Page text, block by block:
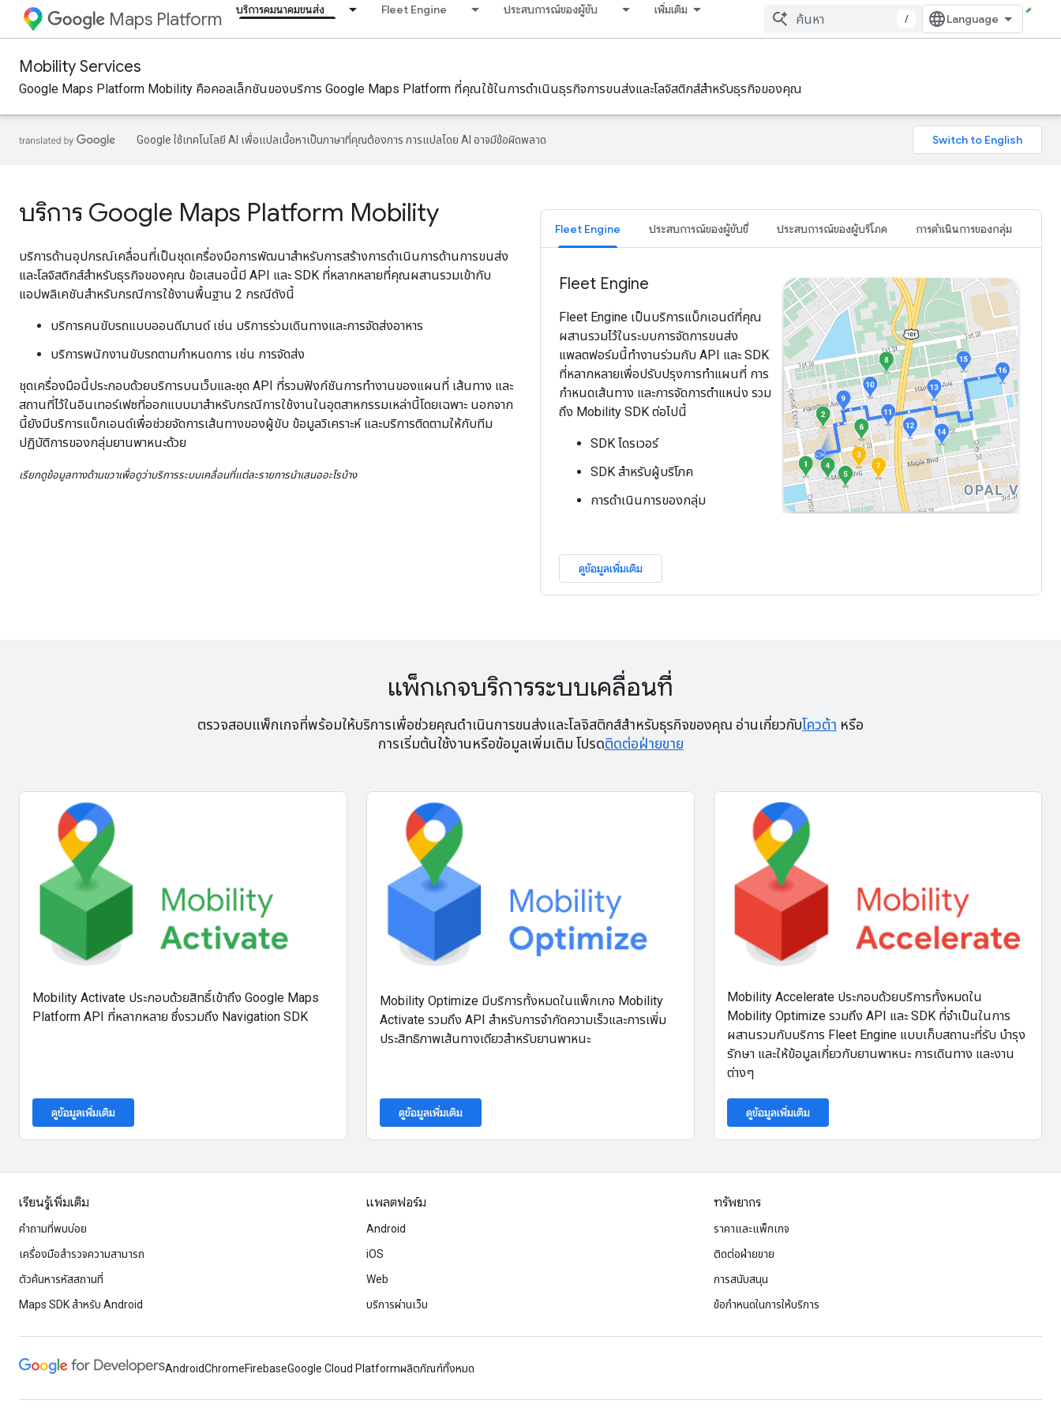
Maps Platform บริการคมนาคมขนส่ง Fleet Engine ประสบการณ์ของผู้ขับ เพิ่มเติม
/
Mobility Services
Google Maps Platform Mobility คือคอลเล็กชันของบริการ Google Maps Platform ที่คุณใช้ในการดําเนินธุรกิจการขนส่งและโลจิสติกส์สําหรับธุรกิจของคุณ
Google ใช้เทคโนโลยี AI เพื่อแปลเนื้อหาเป็นภาษาที่คุณต้องการ การแปลโดย AI อาจมีข้อผิดพลาด
Fleet Engine ประสบการณ์ของผู้ขับขี่ ประสบการณ์ของผู้บริโภค การดำเนินการของกลุ่ม
Fleet Engine
Fleet Engine เป็นบริการแบ็กเอนด์ที่คุณ
ผสานรวมไว้ในระบบการจัดการขนส่ง
แพลตฟอร์มนี้ทำงานร่วมกับ API และ SDK
ที่หลากหลายเพื่อปรับปรุงการทำแผนที่ การ
กำหนดเส้นทาง และการจัดการตำแหน่ง รวม
ถึง Mobility SDK ต่อไปนี้
SDK ไดรเวอร์
SDK สำหรับผู้บริโภค
การดำเนินการของกลุ่ม
ดูข้อมูลเพิ่มเติม
บริการ Google Maps Platform Mobility
บริการด้านอุปกรณ์เคลื่อนที่เป็นชุดเครื่องมือการพัฒนาสำหรับการสร้างการดำเนินการด้านการขนส่ง
และโลจิสติกส์สำหรับธุรกิจของคุณ ข้อเสนอนี้มี API และ SDK ที่หลากหลายที่คุณผสานรวมเข้ากับ
แอปพลิเคชันสำหรับกรณีการใช้งานพื้นฐาน 2 กรณีดังนี้
บริการคนขับรถแบบออนดีมานด์ เช่น บริการร่วมเดินทางและการจัดส่งอาหาร
บริการพนักงานขับรถตามกำหนดการ เช่น การจัดส่ง
ชุดเครื่องมือนี้ประกอบด้วยบริการบนเว็บและชุด API ที่รวมฟังก์ชันการทำงานของแผนที่ เส้นทาง และ
สถานที่ไว้ในอินเทอร์เฟซที่ออกแบบมาสำหรับกรณีการใช้งานในอุตสาหกรรมเหล่านี้โดยเฉพาะ นอกจาก
นี้ยังมีบริการแบ็กเอนด์เพื่อช่วยจัดการเส้นทางของผู้ขับ ข้อมูลวิเคราะห์ และบริการติดตามให้กับทีม
ปฏิบัติการของกลุ่มยานพาหนะด้วย
เรียกดูข้อมูลทางด้านขวาเพื่อดูว่าบริการระบบเคลื่อนที่แต่ละรายการนำเสนออะไรบ้าง
แพ็กเกจบริการระบบเคลื่อนที่
ตรวจสอบแพ็กเกจที่พร้อมให้บริการเพื่อช่วยคุณดำเนินการขนส่งและโลจิสติกส์สำหรับธุรกิจของคุณ อ่านเกี่ยวกับโควต้า หรือ
การเริ่มต้นใช้งานหรือข้อมูลเพิ่มเติม โปรดติดต่อฝ่ายขาย
Mobility Activate ประกอบด้วยสิทธิ์เข้าถึง Google Maps
Platform API ที่หลากหลาย ซึ่งรวมถึง Navigation SDK
ดูข้อมูลเพิ่มเติม
Mobility Optimize มีบริการทั้งหมดในแพ็กเกจ Mobility
Activate รวมถึง API สำหรับการจำกัดความเร็วและการเพิ่ม
ประสิทธิภาพเส้นทางเดียวสำหรับยานพาหนะ
ดูข้อมูลเพิ่มเติม
Mobility Accelerate ประกอบด้วยบริการทั้งหมดใน
Mobility Optimize รวมถึง API และ SDK ที่จำเป็นในการ
ผสานรวมกับบริการ Fleet Engine แบบเก็บสถานะที่รับ บำรุง
รักษา และให้ข้อมูลเกี่ยวกับยานพาหนะ การเดินทาง และงาน
ต่างๆ
ดูข้อมูลเพิ่มเติม
เรียนรู้เพิ่มเติม
คำถามที่พบบ่อย
เครื่องมือสำรวจความสามารถ
ตัวค้นหารหัสสถานที่
Maps SDK สำหรับ Android
แพลตฟอร์ม
Android
iOS
Web
บริการผ่านเว็บ
ทรัพยากร
ราคาและแพ็กเกจ
ติดต่อฝ่ายขาย
การสนับสนุน
ข้อกำหนดในการให้บริการ
AndroidChromeFirebaseGoogle Cloud Platformผลิตภัณฑ์ทั้งหมด